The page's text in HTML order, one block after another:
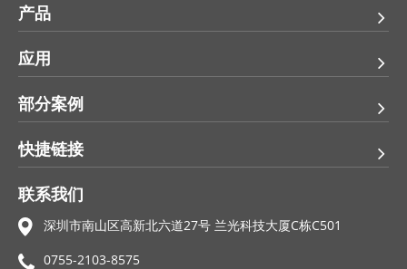
产品
应用
部分案例
快捷链接
联系我们
深圳市南山区高新北六道27号 兰光科技大厦C栋C501
0755-2103-8575